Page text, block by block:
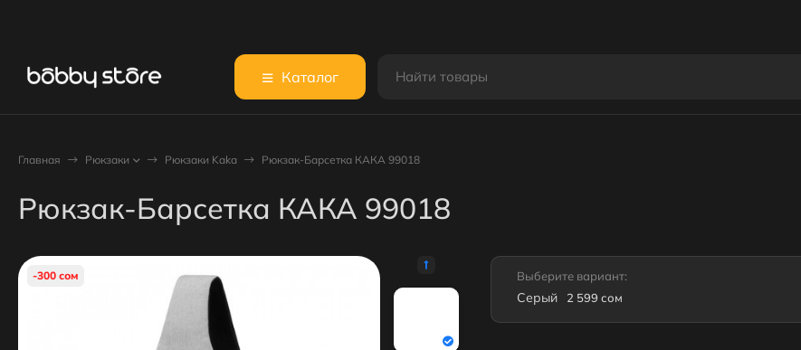
Каталог
Главная Рюкзаки Рюкзаки Kaka Рюкзак-Барсетка КАКА 99018
Рюкзак-Барсетка КАКА 99018
-300 сом Выберите вариант:
Серый 2 599 сом